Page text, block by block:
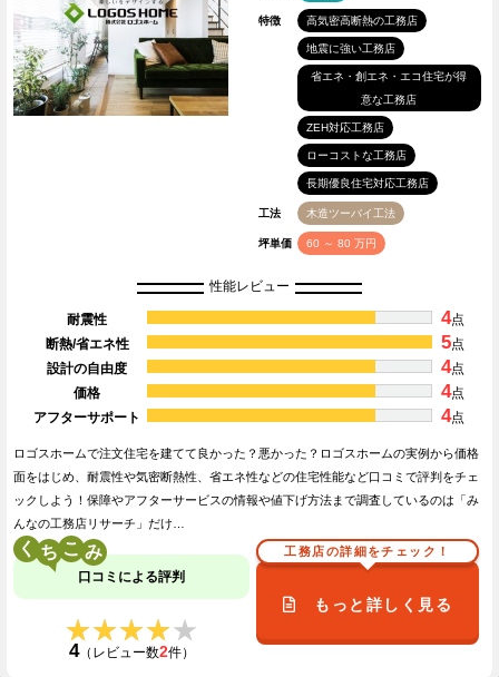
特徴 高気密高断熱の工務店
地震に強い工務店
省エネ・創エネ・エコ住宅が得
意な工務店
ZEH対応工務店
ローコストな工務店
長期優良住宅対応工務店
工法 木造ツーバイ工法
坪単価 60 ～ 80 万円
性能レビュー
耐震性 4点
断熱/省エネ性
5点
設計の自由度
4点
価格
4点
アフターサポート
4点
ロゴスホームで注文住宅を建てて良かった？悪かった？ロゴスホームの実例から価格
面をはじめ、耐震性や気密断熱性、省エネ性などの住宅性能など口コミで評判をチェ
ックしよう！保障やアフターサービスの情報や値下げ方法まで調査しているのは「み
んなの工務店リサーチ」だけ…
く こ
口コミによる評判
★★★★★
★★★★★
4（レビュー数2件）
工務店の詳細をチェック！
もっと詳しく見る